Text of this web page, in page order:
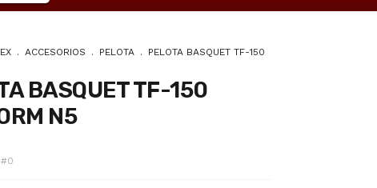
. ACCESORIOS . PELOTA .
PELOTA BASQUET TF-150
BASQUET TF-150
N5